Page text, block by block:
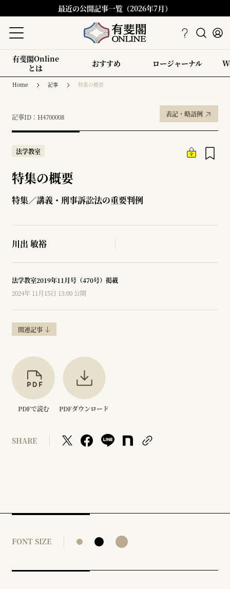
最近の公開記事一覧（2026年7月）
有斐閣Online
とは
おすすめ ロージャーナル
Home 記事 特集の概要
記事ID：H4700008 表記・略語例
法学教室
特集の概要
特集／講義・刑事訴訟法の重要判例
川出 敏裕
法学教室2019年11月号（470号）掲載
2024年 11月15日 13:00 公開
関連記事
PDFで読む PDFダウンロード
SHARE
FONT SIZE